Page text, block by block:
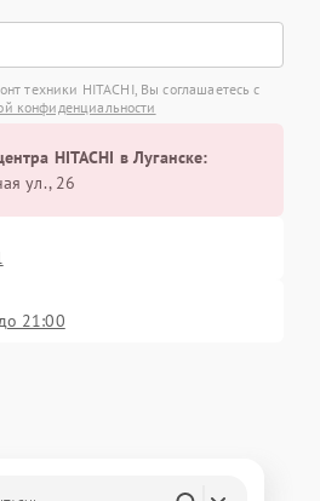
техники HITACHI, Вы соглашаетесь с
конфиденциальности
HITACHI в Луганске:
ул., 26
21:00